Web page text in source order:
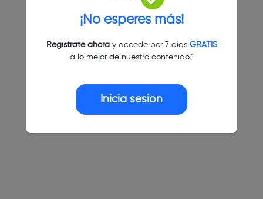
¡No esperes más!
Regístrate ahoray accede por 7 días GRATIS
a lo mejor de nuestro contenido."
Inicia sesión